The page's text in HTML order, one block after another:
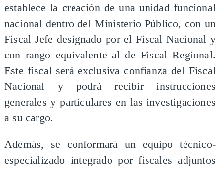
establece la creación de una unidad funcional
nacional dentro del Ministerio Público, con un
Fiscal Jefe designado por el Fiscal Nacional y
con rango equivalente al de Fiscal Regional.
Este fiscal será exclusiva confianza del Fiscal
Nacional y podrá recibir instrucciones
generales y particulares en las investigaciones
a su cargo.
Además, se conformará un equipo técnico-
especializado integrado por fiscales adjuntos